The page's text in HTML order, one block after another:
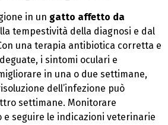
in un gatto affetto da
tempestività della diagnosi e dal
una terapia antibiotica corretta e
i sintomi oculari e
in una o due settimane,
dell’infezione può
settimane. Monitorare
seguire le indicazioni veterinarie